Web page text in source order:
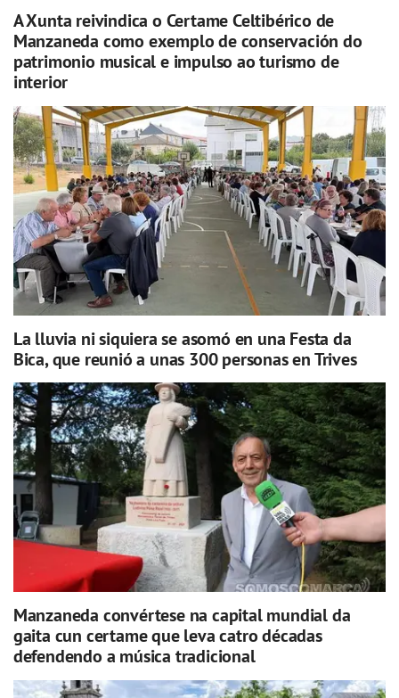
A Xunta reivindica o Certame Celtibérico de
Manzaneda como exemplo de conservación do
patrimonio musical e impulso ao turismo de
interior
La lluvia ni siquiera se asomó en una Festa da
Bica, que reunió a unas 300 personas en Trives
Manzaneda convértese na capital mundial da
gaita cun certame que leva catro décadas
defendendo a música tradicional